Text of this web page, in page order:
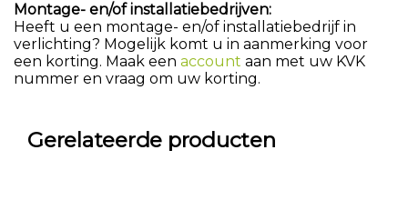
Montage- en/of installatiebedrijven:
Heeft u een montage- en/of installatiebedrijf in
verlichting? Mogelijk komt u in aanmerking voor
een korting. Maak een account aan met uw KVK
nummer en vraag om uw korting.
Gerelateerde producten